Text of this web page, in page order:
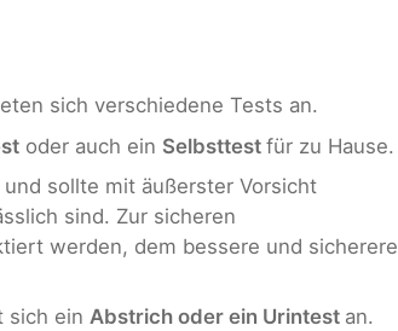
sich verschiedene Tests an.
oder auch ein Selbsttest für zu Hause.
und sollte mit äußerster Vorsicht
sind. Zur sicheren
werden, dem bessere und sicherere
sich ein Abstrich oder ein Urintest an.